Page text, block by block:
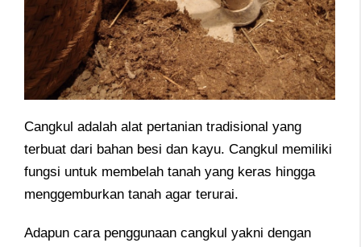
Cangkul adalah alat pertanian tradisional yang
terbuat dari bahan besi dan kayu. Cangkul memiliki
fungsi untuk membelah tanah yang keras hingga
menggemburkan tanah agar terurai.
Adapun cara penggunaan cangkul yakni dengan